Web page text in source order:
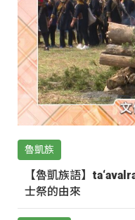
魯凱族
【魯凱族語】
士祭的由來